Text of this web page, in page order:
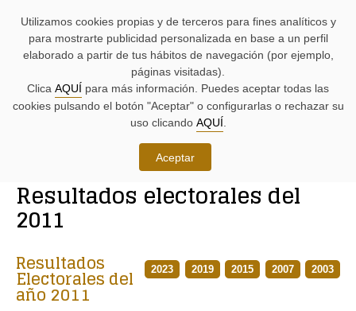
NAVEGACIÓN:
contenido.
parlamentaria.
parlamentarias.
MENÚS
PRINCIPAL
Conoce las Juntas Generales
ACCESO
ACTUAL
CONTENIDO
PRINCIPAL
DE
Resultados electorales del
2011
2003
2007
2015
2019
2023
Resultados
Electorales del
año 2011
Utilizamos cookies propias y de terceros para fines analíticos y
para mostrarte publicidad personalizada en base a un perfil
elaborado a partir de tus hábitos de navegación (por ejemplo,
páginas visitadas).
Clica AQUÍ para más información. Puedes aceptar todas las
cookies pulsando el botón "Aceptar" o configurarlas o rechazar su
uso clicando AQUÍ
Aceptar